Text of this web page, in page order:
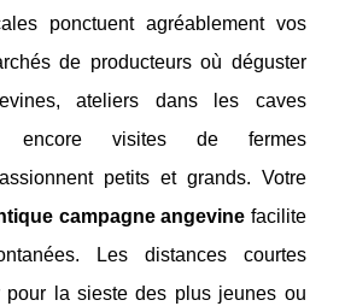
ponctuent agréablement vos
de producteurs où déguster
ateliers dans les caves
encore visites de fermes
petits et grands. Votre
campagne angevine facilite
Les distances courtes
pour la sieste des plus jeunes ou